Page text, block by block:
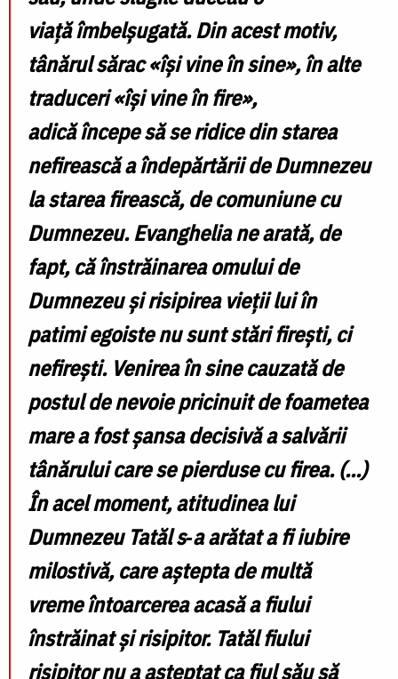
viațăîmbelșugată. Din acest motiv,
tânărul sărac«își vineîn sine»,în alte
traduceri«își vineîn fire»,
adicăîncepe săse ridice din starea
nefirească a îndepărtării de Dumnezeu
la starea firească, de comuniune cu
Dumnezeu. Evanghelia ne arată, de
fapt, că înstrăinarea omului de
Dumnezeu și risipirea vieții lui în
patimi egoiste nu sunt stări firești, ci
nefirești. Venirea în sine cauzată de
postul de nevoie pricinuit de foametea
mare a fost șansa decisivă a salvării
tânărului care se pierduse cu firea. (...)
În acel moment, atitudinea lui
Dumnezeu Tatăl s‑a arătat a fi iubire
milostivă, care aștepta de multă
vremeîntoarcerea acasă a fiului
înstrăinat și risipitor. Tatăl fiului
risipitor nu a așteptat ca fiul său să